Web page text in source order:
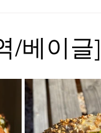
/여행지
/여행지
/베이글